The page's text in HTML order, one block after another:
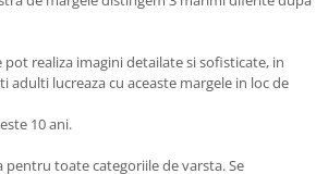
realiza imagini detailate si sofisticate, in
lucreaza cu aceaste margele in loc de
10 ani.
toate categoriile de varsta. Se